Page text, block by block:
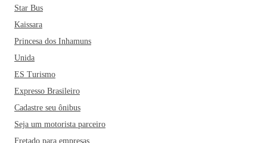
Star Bus
Kaissara
Princesa dos Inhamuns
Unida
ES Turismo
Expresso Brasileiro
Cadastre seu ônibus
Seja um motorista parceiro
Fretado para empresas